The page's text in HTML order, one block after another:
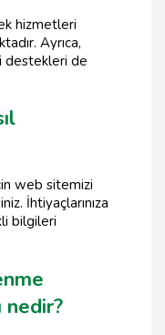
hizmetleri
Ayrıca,
destekleri de
web sitemizi
İhtiyaçlarınıza
bilgileri
nedir?